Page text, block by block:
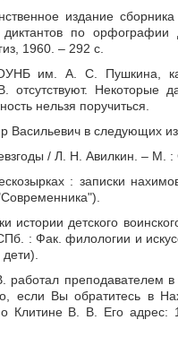
издание
по
1960. – 292 с.
им. А. С. Пушкина,
отсутствуют. Некоторые
нельзя поручиться.
Васильевич в следующих
/ Л. Н. Авилкин. – М. :
: записки
истории детского
: Фак. филологии и
работал преподавателем
если Вы обратитесь в
В. В. Его адрес: